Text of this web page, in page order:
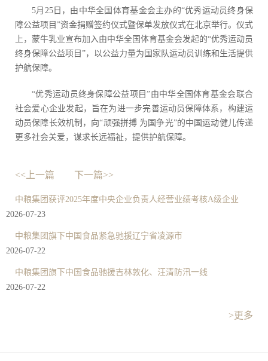
5月25日，由中华全国体育基金会主办的“优秀运动员终身保
障公益项目”资金捐赠签约仪式暨保单发放仪式在北京举行。仪式
上，蒙牛乳业宣布加入由中华全国体育基金会发起的“优秀运动员
终身保障公益项目”，以公益力量为国家队运动员训练和生活提供
护航保障。
“优秀运动员终身保障公益项目”由中华全国体育基金会联合
社会爱心企业发起，旨在为进一步完善运动员保障体系，构建运
动员保障长效机制，向“顽强拼搏 为国争光”的中国运动健儿传递
更多社会关爱，谋求长远福祉，提供护航保障。
<<上一篇 下一篇>>
中粮集团获评2025年度中央企业负责人经营业绩考核A级企业
2026-07-23
中粮集团旗下中国食品紧急驰援辽宁省凌源市
2026-07-22
中粮集团旗下中国食品驰援吉林敦化、汪清防汛一线
2026-07-22
>更多